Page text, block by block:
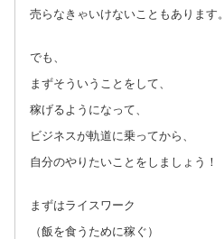
売らなきゃいけないこともあります。
でも、
まずそういうことをして、
稼げるようになって、
ビジネスが軌道に乗ってから、
自分のやりたいことをしましょう！
まずはライスワーク
（飯を食うために稼ぐ）